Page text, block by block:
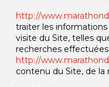
http://
traiter les informations
visite du Site, telles
recherches
http://
contenu du Site, de la